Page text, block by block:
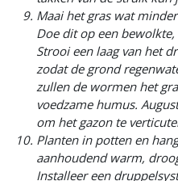
Maai het gras wat
Doe dit op een
Strooi een laag van het
zodat de grond
zullen de wormen het
voedzame humus.
om het gazon te
Planten in potten en
aanhoudend warm,
Installeer een